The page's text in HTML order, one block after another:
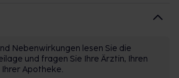
Nebenwirkungen lesen Sie die
und fragen Sie Ihre Ärztin, Ihren
Apotheke.